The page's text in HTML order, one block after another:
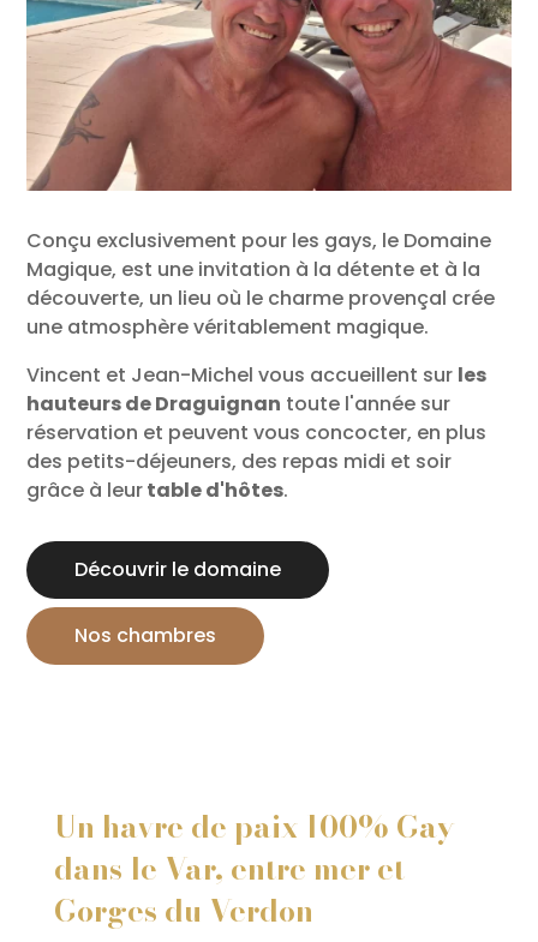
Conçu exclusivement pour les gays, le Domaine
Magique, est une invitation à la détente et à la
découverte, un lieu où le charme provençal crée
une atmosphère véritablement magique.
Vincent et Jean-Michel vous accueillent sur les
hauteurs de Draguignan toute l'année sur
réservation et peuvent vous concocter, en plus
des petits-déjeuners, des repas midi et soir
grâce à leurtable d'hôtes.
Découvrir le domaine
Nos chambres
Un havre de paix 100% Gay
dans le Var, entre mer et
Gorges du Verdon